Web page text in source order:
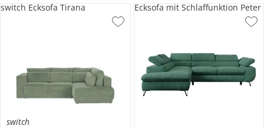
switch
switch Ecksofa Tirana Ecksofa mit Schlaffunktion Peter